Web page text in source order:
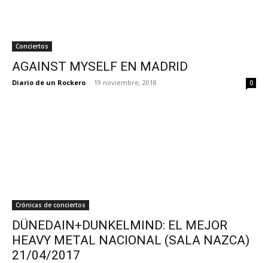
Conciertos
AGAINST MYSELF EN MADRID
Diario de un Rockero - 19 noviembre, 2018 0
Crónicas de conciertos
DÜNEDAIN+DUNKELMIND: EL MEJOR
HEAVY METAL NACIONAL (SALA NAZCA)
21/04/2017